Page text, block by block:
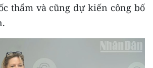
thẩm và cũng dự kiến công bố